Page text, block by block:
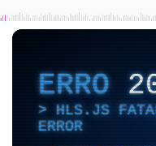
ERRO
HLS.JS
ERROR